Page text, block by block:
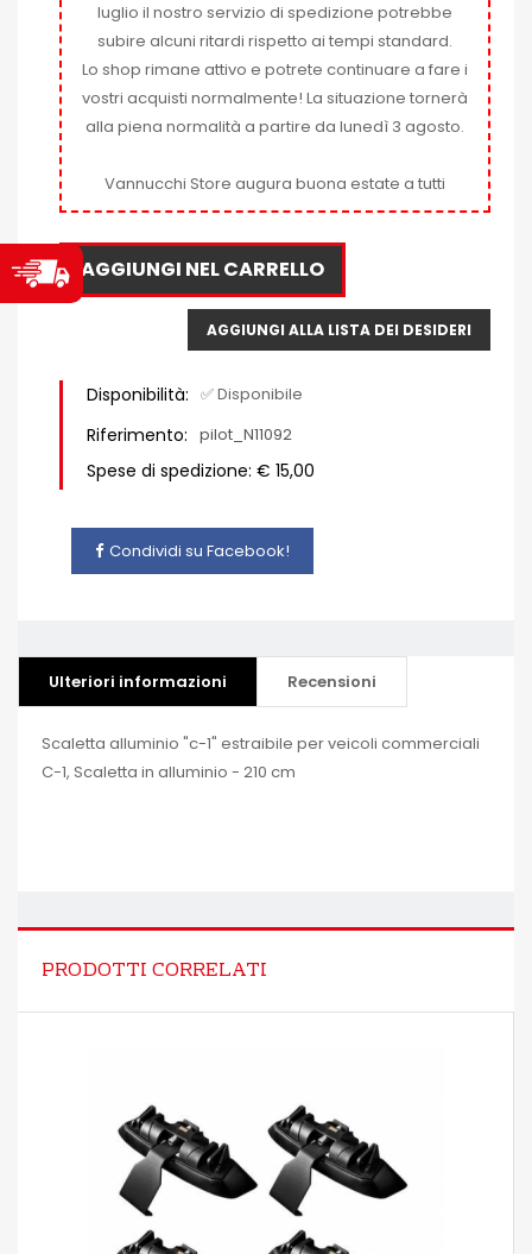
luglio il nostro servizio di spedizione potrebbe
subire alcuni ritardi rispetto ai tempi standard.
Lo shop rimane attivo e potrete continuare a fare i
vostri acquisti normalmente! La situazione tornerà
alla piena normalità a partire da lunedì 3 agosto.
Vannucchi Store augura buona estate a tutti
AGGIUNGI NEL CARRELLO
AGGIUNGI ALLA LISTA DEI DESIDERI
Disponibilità: ✅ Disponibile
Riferimento: pilot_N11092
Spese di spedizione: € 15,00
Condividi su Facebook!
Ulteriori informazioni Recensioni
Scaletta alluminio "c-1" estraibile per veicoli commerciali
C-1, Scaletta in alluminio - 210 cm
PRODOTTI CORRELATI